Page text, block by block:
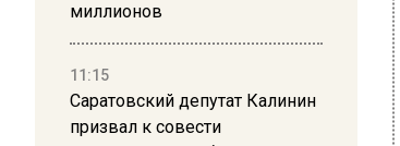
миллионов
11:15
Саратовский депутат Калинин
призвал к совести